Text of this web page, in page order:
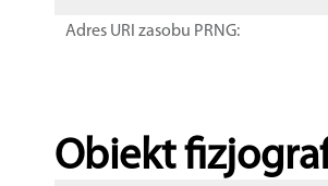
Adres URI zasobu PRNG:
Obiekt